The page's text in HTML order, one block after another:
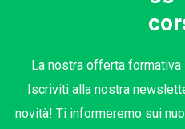
La nostra offerta
Iscriviti alla nostra
novità! Ti informeremo sui